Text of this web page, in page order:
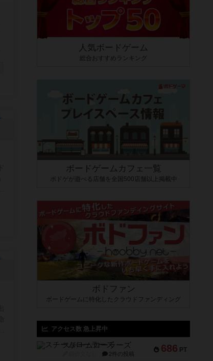
人気ボードゲーム
総合おすすめランキング
ボードゲームカフェ一覧
ボドゲが遊べる店舗を全国500店舗以上掲載中
ボドファン
ボードゲームに特化したクラウドファンディング
アクセス数 急上昇中
686 PT
スチームローラーズ
2件の投稿